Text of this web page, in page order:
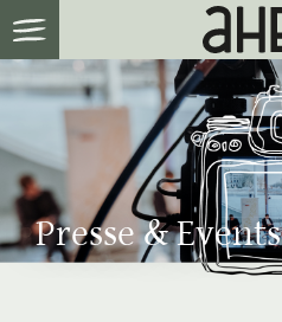
Presse & Events